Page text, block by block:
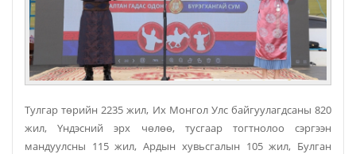
Тулгар төрийн 2235 жил, Их Монгол Улс байгуулагдсаны 820
жил, Үндэсний эрх чөлөө, тусгаар тогтнолоо сэргээн
мандуулсны 115 жил, Ардын хувьсгалын 105 жил, Булган